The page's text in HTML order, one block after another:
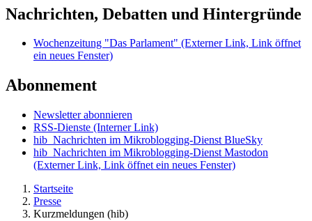
Nachrichten, Debatten und Hintergründe
Wochenzeitung "Das Parlament" (Externer Link, Link öffnet
ein neues Fenster)
Abonnement
Newsletter abonnieren
RSS-Dienste (Interner Link)
hib_Nachrichten im Mikroblogging-Dienst BlueSky
hib_Nachrichten im Mikroblogging-Dienst Mastodon
(Externer Link, Link öffnet ein neues Fenster)
Startseite
Presse
Kurzmeldungen (hib)